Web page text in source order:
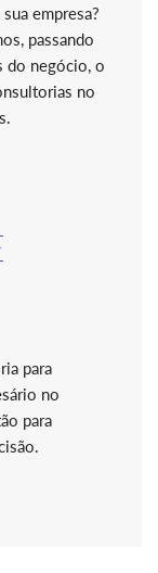
empresa?
passando
do negócio, o
no
para
no
para